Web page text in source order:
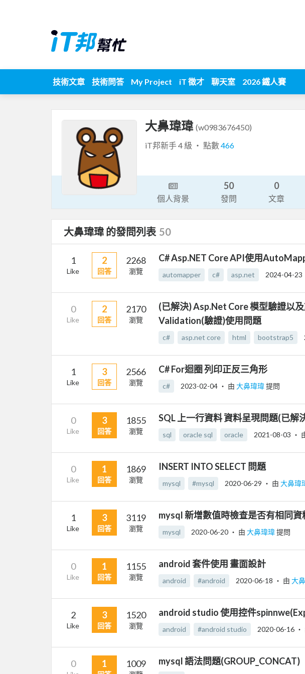
技術文章 技術問答 My Project iT 徵才 聊天室 2026 鐵人賽
大鼻瑋瑋 (w0983676450)
iT邦新手 4 級 ‧ 點數466
個人背景
50
發問
0
文章
大鼻瑋瑋 的發問列表 50
1
Like
2
回答
2268
瀏覽
C# Asp.NET Core API使用
automapper c# asp.net 2024-04-23
0
Like
2
回答
2170
瀏覽
(已解決) Asp.Net Core 模型驗證以
Validation(驗證)使用問題
c# asp.net core html bootstrap5
1
Like
3
回答
2566
瀏覽
C# For迴圈 列印正反三角形
c# 2023-02-04 ‧ 由 大鼻瑋瑋提問
0
Like
3
回答
1855
瀏覽
SQL 上一行資料 資料呈現問題(已解
sql oracle sql oracle 2021-08-03 ‧
0
Like
1
回答
1869
瀏覽
INSERT INTO SELECT 問題
mysql #mysql 2020-06-29 ‧ 由 大鼻瑋
1
Like
3
回答
3119
瀏覽
mysql 新增數值時檢查是否有相同資
mysql 2020-06-20 ‧ 由 大鼻瑋瑋提問
0
Like
1
回答
1155
瀏覽
android 套件使用 畫面設計
android #android 2020-06-18 ‧ 由 大
2
Like
3
回答
1520
瀏覽
android studio 使用控件
android #android studio 2020-06-16 ‧
0 1 1009 mysql 語法問題(GROUP_CONCAT)